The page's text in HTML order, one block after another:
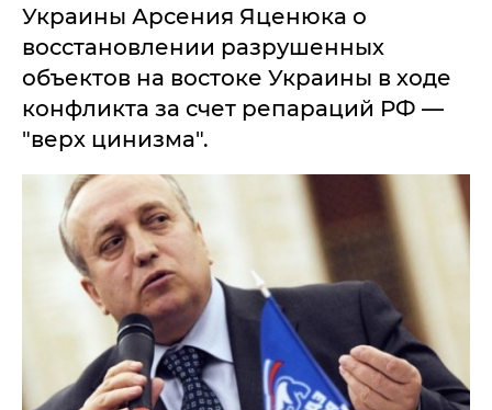
Украины Арсения Яценюка о
восстановлении разрушенных
объектов на востоке Украины в ходе
конфликта за счет репараций РФ —
"верх цинизма".